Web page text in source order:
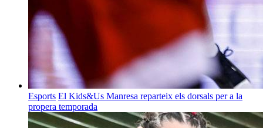
Esports El Kids&Us Manresa reparteix els dorsals per a la
propera temporada